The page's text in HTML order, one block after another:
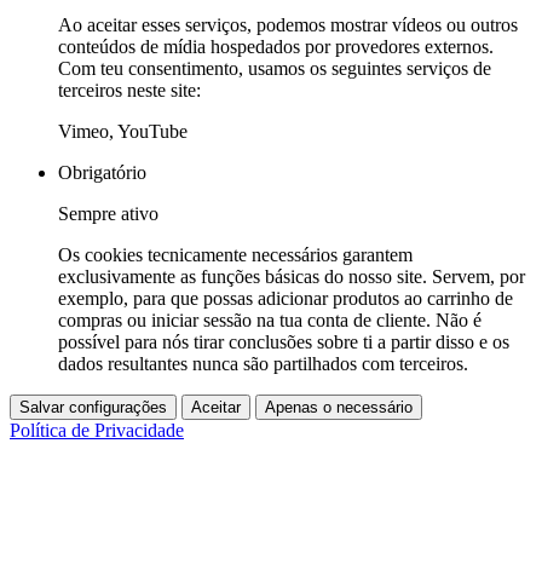
Ao aceitar esses serviços, podemos mostrar vídeos ou outros
conteúdos de mídia hospedados por provedores externos.
Com teu consentimento, usamos os seguintes serviços de
terceiros neste site:
Vimeo, YouTube
Obrigatório
Sempre ativo
Os cookies tecnicamente necessários garantem
exclusivamente as funções básicas do nosso site. Servem, por
exemplo, para que possas adicionar produtos ao carrinho de
compras ou iniciar sessão na tua conta de cliente. Não é
possível para nós tirar conclusões sobre ti a partir disso e os
dados resultantes nunca são partilhados com terceiros.
Salvar configurações Aceitar Apenas o necessário
Política de Privacidade